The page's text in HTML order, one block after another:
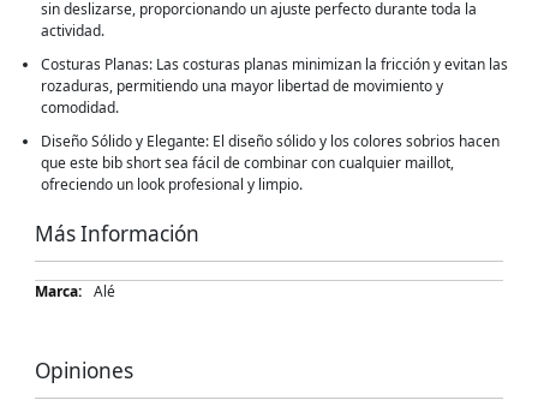
sin deslizarse, proporcionando un ajuste perfecto durante toda la
actividad.
Costuras Planas: Las costuras planas minimizan la fricción y evitan las
rozaduras, permitiendo una mayor libertad de movimiento y
comodidad.
Diseño Sólido y Elegante: El diseño sólido y los colores sobrios hacen
que este bib short sea fácil de combinar con cualquier maillot,
ofreciendo un look profesional y limpio.
Más Información
Más
Alé
Opiniones